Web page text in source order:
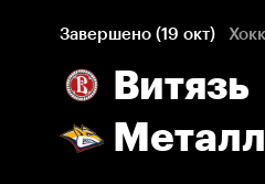
Завершено (19 окт)
Витязь